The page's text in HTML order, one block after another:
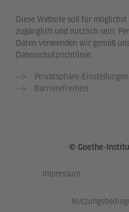
Diese Website soll für möglichst
zugänglich und nützlich sein.
Daten verwenden wir gemäß
Datenschutzrichtlinie.
Privatsphäre-Einstellungen
Barrierefreiheit
© Goethe-
Impressum